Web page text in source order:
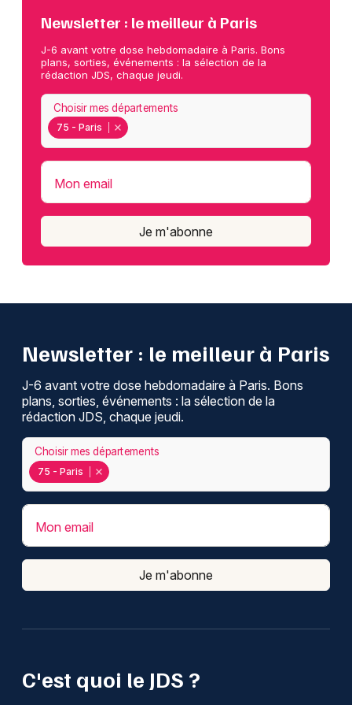
Newsletter : le meilleur à Paris
J-6 avant votre dose hebdomadaire à Paris. Bons
plans, sorties, événements : la sélection de la
rédaction JDS, chaque jeudi.
75 - Paris
Choisir mes départements
Mon email
Je m'abonne
C'est quoi le JDS ?
Newsletter : le meilleur à Paris
J-6 avant votre dose hebdomadaire à Paris. Bons
plans, sorties, événements : la sélection de la
rédaction JDS, chaque jeudi.
75 - Paris
Choisir mes départements
Mon email
Je m'abonne